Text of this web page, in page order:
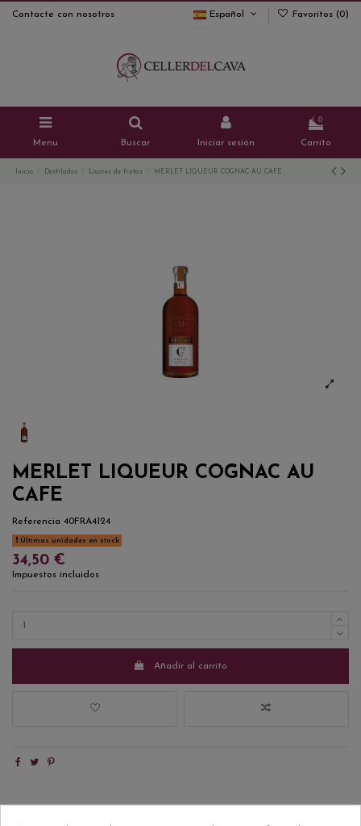
Contacte con nosotros Español Favoritos (0)
Menu Buscar Iniciar sesión
0
Carrito
Inicio Destilados Licores de frutas MERLET LIQUEUR COGNAC AU CAFE
MERLET LIQUEUR COGNAC AU
CAFE
Referencia 40FRA4124
Últimas unidades en stock
34,50 €
Impuestos incluidos
Añadir al carrito